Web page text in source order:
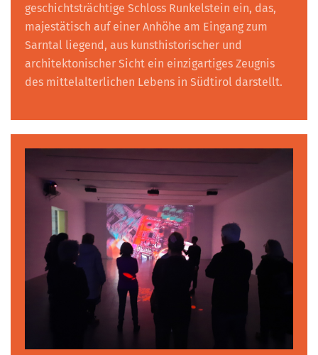
geschichtsträchtige Schloss Runkelstein ein, das,
majestätisch auf einer Anhöhe am Eingang zum
Sarntal liegend, aus kunsthistorischer und
architektonischer Sicht ein einzigartiges Zeugnis
des mittelalterlichen Lebens in Südtirol darstellt.